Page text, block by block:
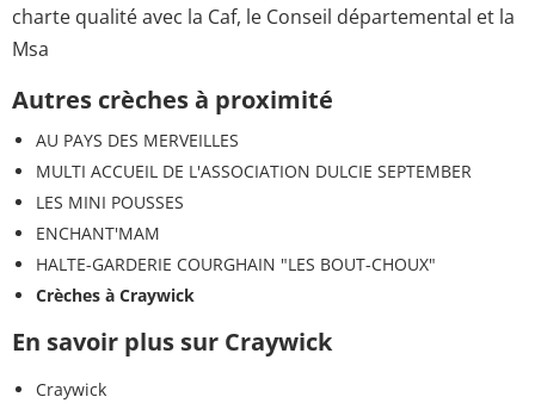
charte qualité avec la Caf, le Conseil départemental et la
Msa
Autres crèches à proximité
AU PAYS DES MERVEILLES
MULTI ACCUEIL DE L'ASSOCIATION DULCIE SEPTEMBER
LES MINI POUSSES
ENCHANT'MAM
HALTE-GARDERIE COURGHAIN "LES BOUT-CHOUX"
Crèches à Craywick
En savoir plus sur Craywick
Craywick